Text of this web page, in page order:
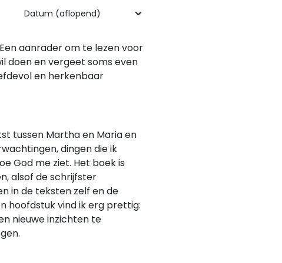
aanrader om te lezen voor
doen en vergeet soms even
en herkenbaar
tussen Martha en Maria en
dingen die ik
God me ziet. Het boek is
alsof de schrijfster
in de teksten zelf en de
hoofdstuk vind ik erg prettig:
nieuwe inzichten te